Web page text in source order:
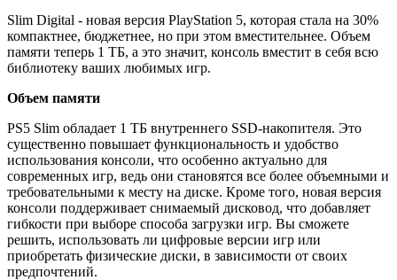
Slim Digital - новая версия PlayStation 5, которая стала на 30%
компактнее, бюджетнее, но при этом вместительнее. Объем
памяти теперь 1 ТБ, а это значит, консоль вместит в себя всю
библиотеку ваших любимых игр.
Объем памяти
PS5 Slim обладает 1 ТБ внутреннего SSD-накопителя. Это
существенно повышает функциональность и удобство
использования консоли, что особенно актуально для
современных игр, ведь они становятся все более объемными и
требовательными к месту на диске. Кроме того, новая версия
консоли поддерживает снимаемый дисковод, что добавляет
гибкости при выборе способа загрузки игр. Вы сможете
решить, использовать ли цифровые версии игр или
приобретать физические диски, в зависимости от своих
предпочтений.